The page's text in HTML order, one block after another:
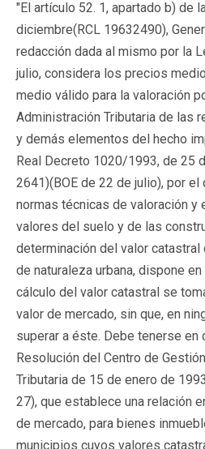
"El artículo 52. 1, apartado b) de
diciembre(RCL 19632490),
redacción dada al mismo por la
julio, considera los precios
medio válido para la valoración
Administración Tributaria de las
y demás elementos del hecho
Real Decreto 1020/1993, de 25
2641)(BOE de 22 de julio), por el
normas técnicas de valoración y
valores del suelo y de las
determinación del valor
de naturaleza urbana, dispone
cálculo del valor catastral se
valor de mercado, sin que, en
superar a éste. Debe tenerse
Resolución del Centro de
Tributaria de 15 de enero de
27), que establece una relación
de mercado, para bienes
municipios cuyos valores